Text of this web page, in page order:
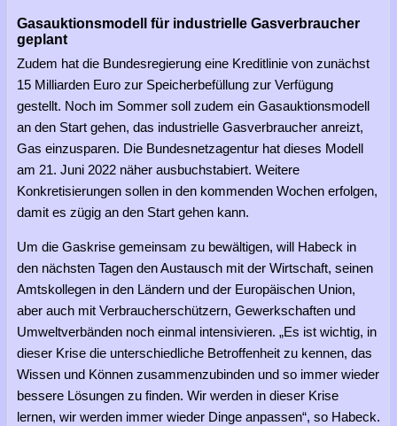
Gasauktionsmodell für industrielle Gasverbraucher
geplant
Zudem hat die Bundesregierung eine Kreditlinie von zunächst
15 Milliarden Euro zur Speicherbefüllung zur Verfügung
gestellt. Noch im Sommer soll zudem ein Gasauktionsmodell
an den Start gehen, das industrielle Gasverbraucher anreizt,
Gas einzusparen. Die Bundesnetzagentur hat dieses Modell
am 21. Juni 2022 näher ausbuchstabiert. Weitere
Konkretisierungen sollen in den kommenden Wochen erfolgen,
damit es zügig an den Start gehen kann.
Um die Gaskrise gemeinsam zu bewältigen, will Habeck in
den nächsten Tagen den Austausch mit der Wirtschaft, seinen
Amtskollegen in den Ländern und der Europäischen Union,
aber auch mit Verbraucherschützern, Gewerkschaften und
Umweltverbänden noch einmal intensivieren. „Es ist wichtig, in
dieser Krise die unterschiedliche Betroffenheit zu kennen, das
Wissen und Können zusammenzubinden und so immer wieder
bessere Lösungen zu finden. Wir werden in dieser Krise
lernen, wir werden immer wieder Dinge anpassen“, so Habeck.